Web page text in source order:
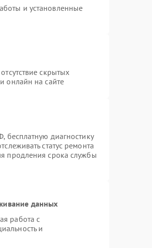
и установленные
скрытых
онлайн на сайте
бесплатную диагностику
статус ремонта
продления срока службы
данных
работа с
и